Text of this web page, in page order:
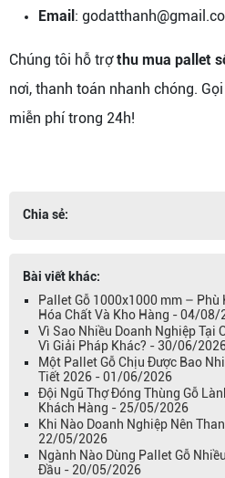
Email :
Chúng tôi hỗ trợthu mua pallet
nơi, thanh toán nhanh chóng.
miễn phí trong 24h!
Chia sẻ:
Bài viết khác:
Pallet Gỗ 1000x1000 mm – Phù
Hóa Chất Và Kho Hàng - 04/08/
Vì Sao Nhiều Doanh Nghiệp Tại
Vì Giải Pháp Khác? - 30/06/
Một Pallet Gỗ Chịu Được Bao
Tiết 2026 - 01/06/2026
Đội Ngũ Thợ Đóng Thùng Gỗ
Khách Hàng - 25/05/2026
Khi Nào Doanh Nghiệp Nên
22/05/2026
Ngành Nào Dùng Pallet Gỗ
Đầu - 20/05/2026